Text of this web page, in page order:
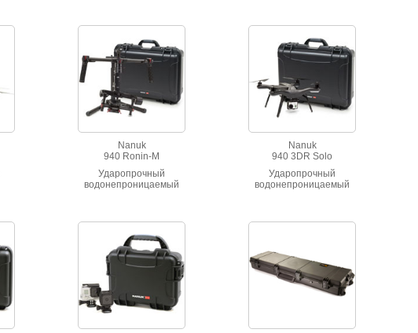
Nanuk
940 Ronin-M
Ударопрочный
водонепроницаемый
Nanuk
940 3DR Solo
Ударопрочный
водонепроницаемый